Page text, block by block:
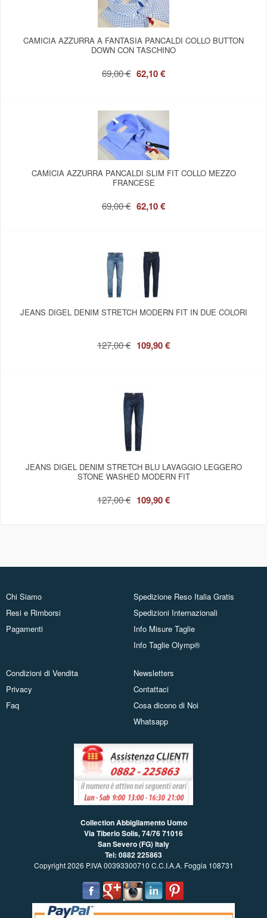
CAMICIA AZZURRA A FANTASIA PANCALDI COLLO BUTTON
DOWN CON TASCHINO
69,00 € 62,10 €
CAMICIA AZZURRA PANCALDI SLIM FIT COLLO MEZZO
FRANCESE
69,00 € 62,10 €
JEANS DIGEL DENIM STRETCH MODERN FIT IN DUE COLORI
127,00 € 109,90 €
JEANS DIGEL DENIM STRETCH BLU LAVAGGIO LEGGERO
STONE WASHED MODERN FIT
127,00 € 109,90 €
Chi Siamo
Resi e Rimborsi
Pagamenti
Spedizione Reso Italia Gratis
Spedizioni Internazionali
Info Misure Taglie
Info Taglie Olymp®
Condizioni di Vendita
Privacy
Faq
Newsletters
Contattaci
Cosa dicono di Noi
Whatsapp
Collection Abbigliamento Uomo
Via Tiberio Solis, 74/7671016
San Severo (FG) Italy
Tel: 0882 225863
Copyright 2026 P.IVA 00393300710 C.C.I.A.A. Foggia 108731